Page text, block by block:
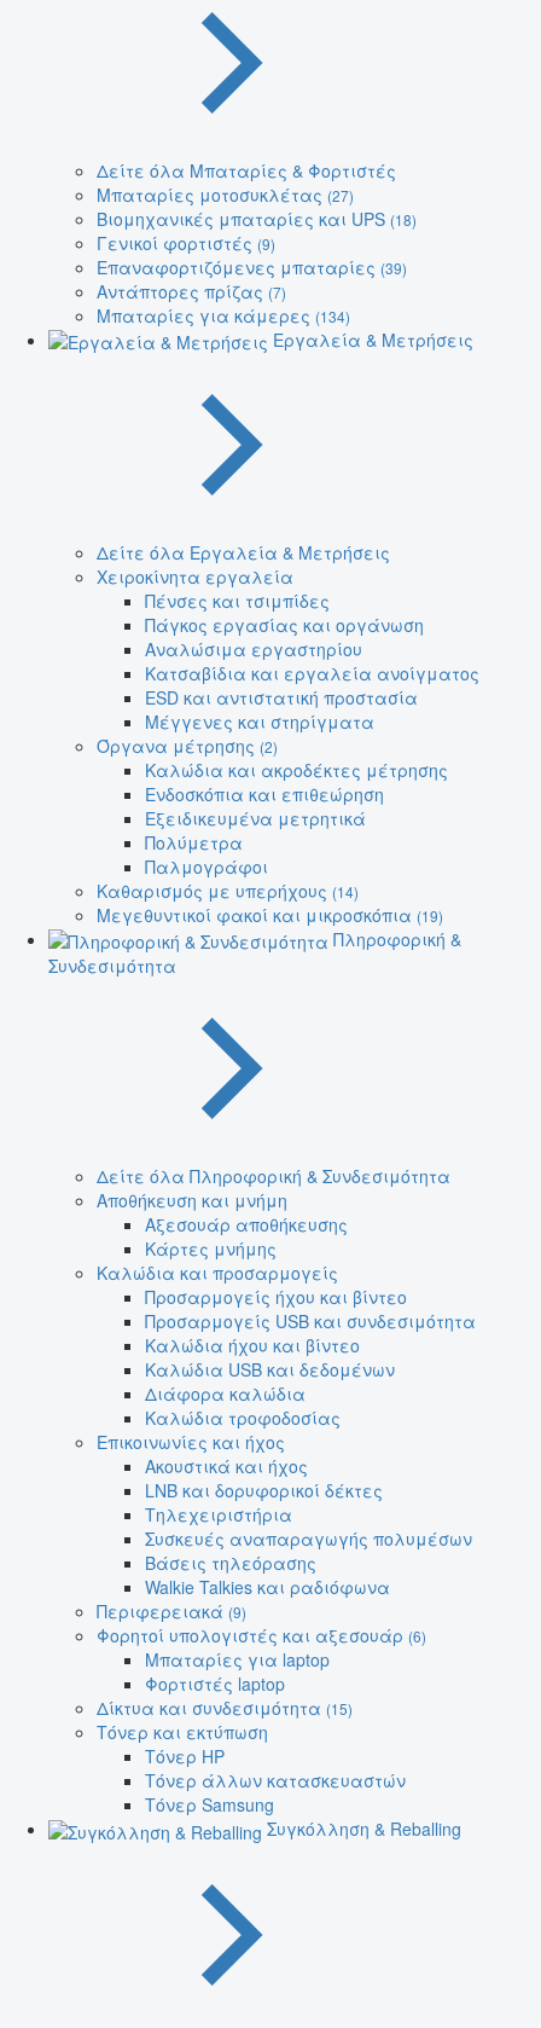
Δείτε όλα Μπαταρίες & Φορτιστές
Μπαταρίες μοτοσυκλέτας (27)
Βιομηχανικές μπαταρίες και UPS (18)
Γενικοί φορτιστές (9)
Επαναφορτιζόμενες μπαταρίες (39)
Αντάπτορες πρίζας (7)
Μπαταρίες για κάμερες (134)
Εργαλεία & Μετρήσεις
Δείτε όλα Εργαλεία & Μετρήσεις
Χειροκίνητα εργαλεία
Πένσες και τσιμπίδες
Πάγκος εργασίας και οργάνωση
Αναλώσιμα εργαστηρίου
Κατσαβίδια και εργαλεία ανοίγματος
ESD και αντιστατική προστασία
Μέγγενες και στηρίγματα
Όργανα μέτρησης (2)
Καλώδια και ακροδέκτες μέτρησης
Ενδοσκόπια και επιθεώρηση
Εξειδικευμένα μετρητικά
Πολύμετρα
Παλμογράφοι
Καθαρισμός με υπερήχους (14)
Μεγεθυντικοί φακοί και μικροσκόπια (19)
Πληροφορική &
Συνδεσιμότητα
Δείτε όλα Πληροφορική & Συνδεσιμότητα
Αποθήκευση και μνήμη
Αξεσουάρ αποθήκευσης
Κάρτες μνήμης
Καλώδια και προσαρμογείς
Προσαρμογείς ήχου και βίντεο
Προσαρμογείς USB και συνδεσιμότητα
Καλώδια ήχου και βίντεο
Καλώδια USB και δεδομένων
Διάφορα καλώδια
Καλώδια τροφοδοσίας
Επικοινωνίες και ήχος
Ακουστικά και ήχος
LNB και δορυφορικοί δέκτες
Τηλεχειριστήρια
Συσκευές αναπαραγωγής πολυμέσων
Βάσεις τηλεόρασης
Walkie Talkies και ραδιόφωνα
Περιφερειακά (9)
Φορητοί υπολογιστές και αξεσουάρ (6)
Μπαταρίες για laptop
Φορτιστές laptop
Δίκτυα και συνδεσιμότητα (15)
Τόνερ και εκτύπωση
Τόνερ HP
Τόνερ άλλων κατασκευαστών
Τόνερ Samsung
Συγκόλληση & Reballing